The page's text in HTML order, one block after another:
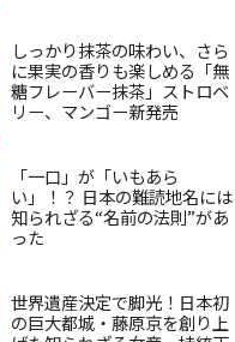
しっかり抹茶の味わい、さら
に果実の香りも楽しめる「無
糖フレーバー抹茶」ストロベ
リー、マンゴー新発売
「一口」が「いもあら
い」！？ 日本の難読地名には
知られざる“名前の法則”があ
った
世界遺産決定で脚光！日本初
の巨大都城・藤原京を創り上